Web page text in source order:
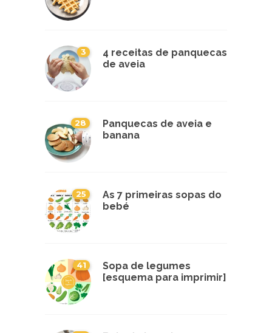
3
4 receitas de panquecas
de aveia
28
Panquecas de aveia e
banana
25
As 7 primeiras sopas do
bebé
41
Sopa de legumes
[esquema para imprimir]